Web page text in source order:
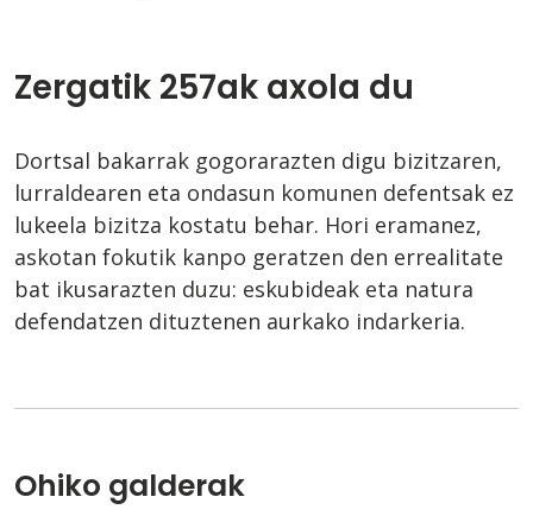
Zergatik 257ak axola du
Dortsal bakarrak gogorarazten digu bizitzaren,
lurraldearen eta ondasun komunen defentsak ez
lukeela bizitza kostatu behar. Hori eramanez,
askotan fokutik kanpo geratzen den errealitate
bat ikusarazten duzu: eskubideak eta natura
defendatzen dituztenen aurkako indarkeria.
Ohiko galderak